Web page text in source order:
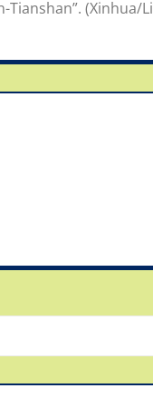
Tianshan”. (Xinhua/Li